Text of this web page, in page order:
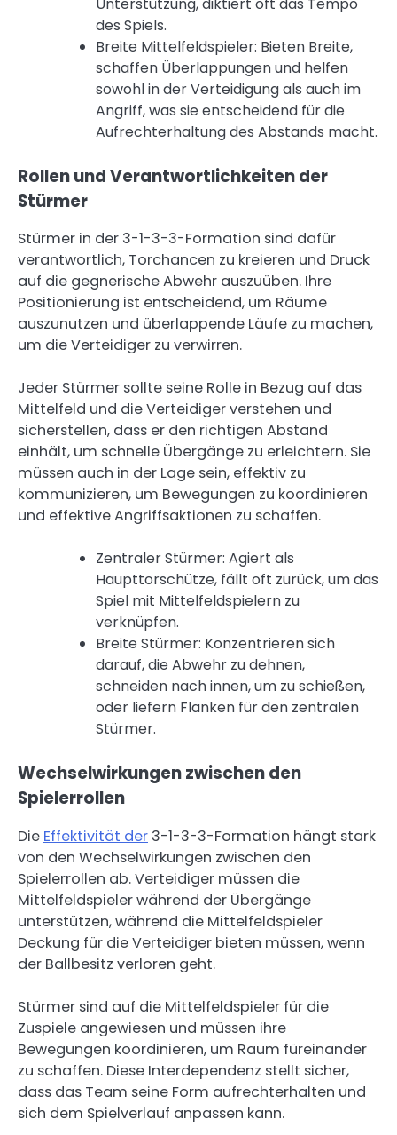
Unterstützung, diktiert oft das Tempo
des Spiels.
Breite Mittelfeldspieler: Bieten Breite,
schaffen Überlappungen und helfen
sowohl in der Verteidigung als auch im
Angriff, was sie entscheidend für die
Aufrechterhaltung des Abstands macht.
Rollen und Verantwortlichkeiten der
Stürmer
Stürmer in der 3-1-3-3-Formation sind dafür
verantwortlich, Torchancen zu kreieren und Druck
auf die gegnerische Abwehr auszuüben. Ihre
Positionierung ist entscheidend, um Räume
auszunutzen und überlappende Läufe zu machen,
um die Verteidiger zu verwirren.
Jeder Stürmer sollte seine Rolle in Bezug auf das
Mittelfeld und die Verteidiger verstehen und
sicherstellen, dass er den richtigen Abstand
einhält, um schnelle Übergänge zu erleichtern. Sie
müssen auch in der Lage sein, effektiv zu
kommunizieren, um Bewegungen zu koordinieren
und effektive Angriffsaktionen zu schaffen.
Zentraler Stürmer: Agiert als
Haupttorschütze, fällt oft zurück, um das
Spiel mit Mittelfeldspielern zu
verknüpfen.
Breite Stürmer: Konzentrieren sich
darauf, die Abwehr zu dehnen,
schneiden nach innen, um zu schießen,
oder liefern Flanken für den zentralen
Stürmer.
Wechselwirkungen zwischen den
Spielerrollen
Die Effektivität der 3-1-3-3-Formation hängt stark
von den Wechselwirkungen zwischen den
Spielerrollen ab. Verteidiger müssen die
Mittelfeldspieler während der Übergänge
unterstützen, während die Mittelfeldspieler
Deckung für die Verteidiger bieten müssen, wenn
der Ballbesitz verloren geht.
Stürmer sind auf die Mittelfeldspieler für die
Zuspiele angewiesen und müssen ihre
Bewegungen koordinieren, um Raum füreinander
zu schaffen. Diese Interdependenz stellt sicher,
dass das Team seine Form aufrechterhalten und
sich dem Spielverlauf anpassen kann.